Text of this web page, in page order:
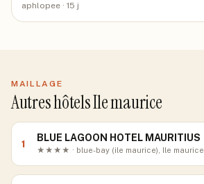
aphlopee · 15 j
MAILLAGE
Autres hôtels Ile maurice
1
BLUE LAGOON HOTEL MAURITIUS
★★★★ · blue-bay (ile maurice), Ile maurice